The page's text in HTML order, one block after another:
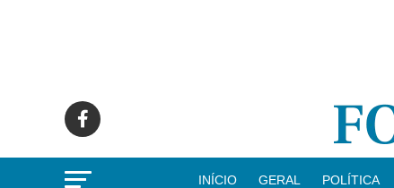
INÍCIO GERAL POLÍTICA